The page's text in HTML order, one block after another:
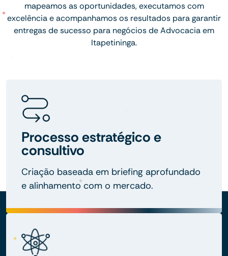
mapeamos as oportunidades, executamos com
excelência e acompanhamos os resultados para garantir
entregas de sucesso para negócios de Advocacia em
Itapetininga.
Processo estratégico e
consultivo
Criação baseada em briefing aprofundado
e alinhamento com o mercado.